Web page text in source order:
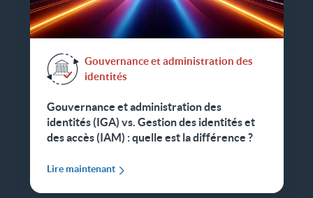
Gouvernance et administration des
identités
Gouvernance et administration des
identités (IGA) vs. Gestion des identités et
des accès (IAM) : quelle est la différence ?
Lire maintenant